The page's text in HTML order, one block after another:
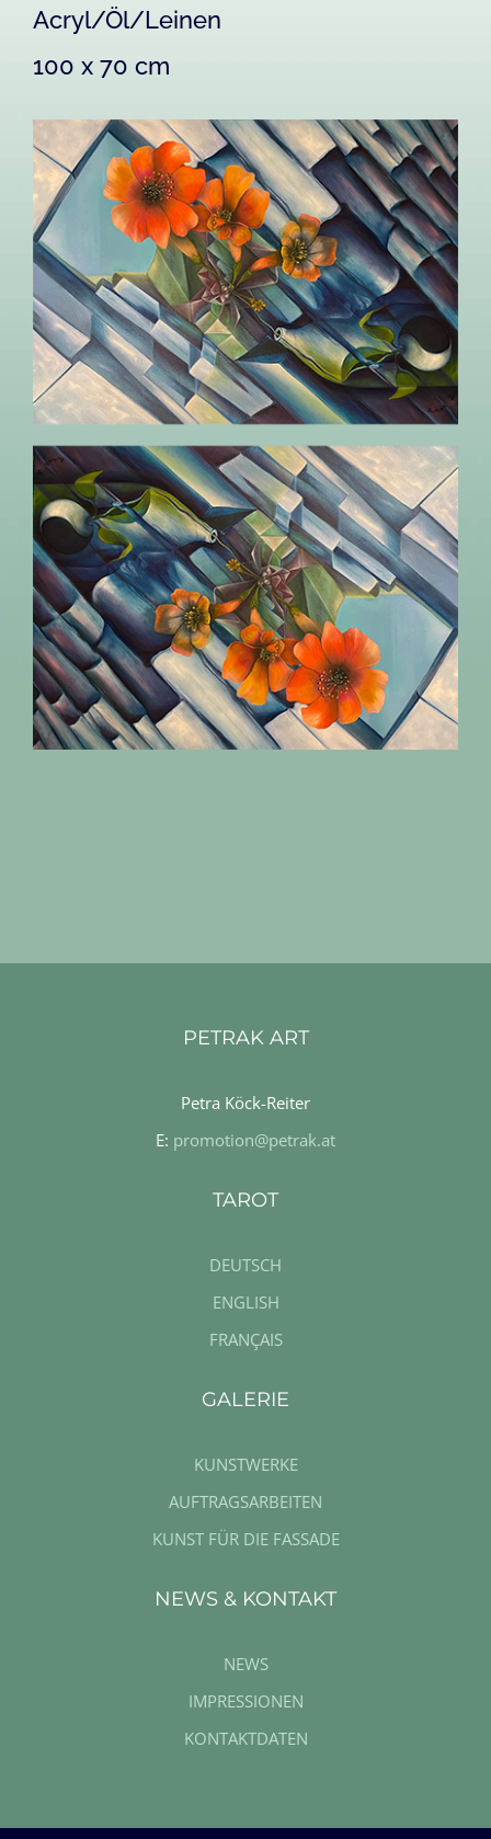
Acryl/Öl/Leinen
100 x 70 cm
PETRAK ART
Petra Köck-Reiter
E: promotion@petrak.at
TAROT
DEUTSCH
ENGLISH
FRANÇAIS
GALERIE
KUNSTWERKE
AUFTRAGSARBEITEN
KUNST FÜR DIE FASSADE
NEWS & KONTAKT
NEWS
IMPRESSIONEN
KONTAKTDATEN